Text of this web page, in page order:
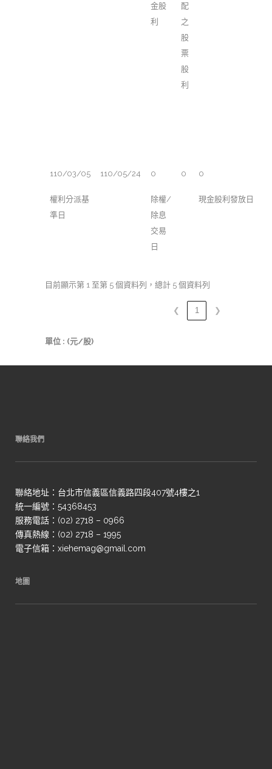
金股
利
配
之
股
票
股
利
110/03/05 110/05/24 0 0 0
權利分派基
準日
除權/
除息
交易
日
現金股利發放日
目前顯示第 1 至第 5 個資料列，總計 5 個資料列
❮ 1 ❯
單位 : (元/股)
聯絡我們
聯絡地址：台北市信義區信義路四段407號4樓之1
統一編號：54368453
服務電話：(02) 2718 – 0966
傳真熱線：(02) 2718 – 1995
電子信箱：xiehemag@gmail.com
地圖